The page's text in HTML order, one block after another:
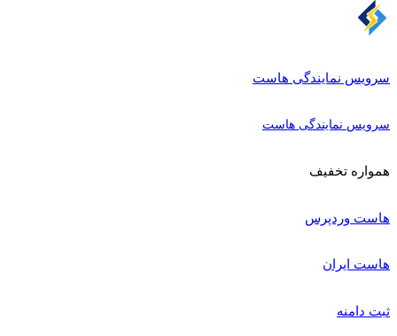
سرویس نمایندگی هاست
سرویس نمایندگی هاست
همواره تخفیف
هاست وردپرس
هاست ایران
ثبت دامنه